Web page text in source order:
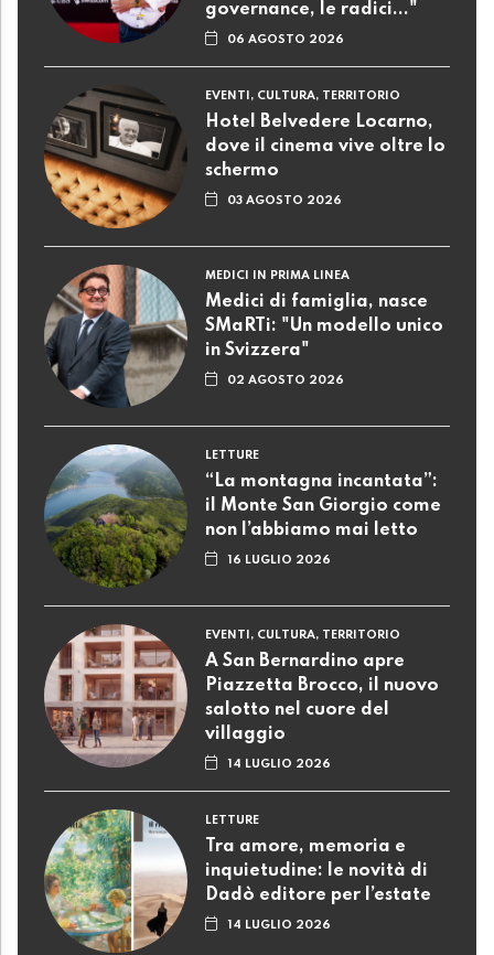
governance, le radici..."
06 AGOSTO 2026
EVENTI, CULTURA, TERRITORIO
Hotel Belvedere Locarno,
dove il cinema vive oltre lo
schermo
03 AGOSTO 2026
MEDICI IN PRIMA LINEA
Medici di famiglia, nasce
SMaRTi: "Un modello unico
in Svizzera"
02 AGOSTO 2026
LETTURE
“La montagna incantata”:
il Monte San Giorgio come
non l’abbiamo mai letto
16 LUGLIO 2026
EVENTI, CULTURA, TERRITORIO
A San Bernardino apre
Piazzetta Brocco, il nuovo
salotto nel cuore del
villaggio
14 LUGLIO 2026
LETTURE
Tra amore, memoria e
inquietudine: le novità di
Dadò editore per l’estate
14 LUGLIO 2026